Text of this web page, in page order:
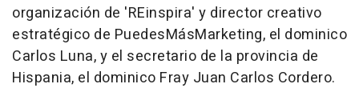
organización de 'REinspira' y director creativo
estratégico de PuedesMásMarketing, el dominico
Carlos Luna, y el secretario de la provincia de
Hispania, el dominico Fray Juan Carlos Cordero.